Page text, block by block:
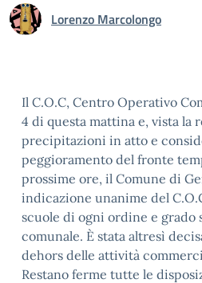
Lorenzo Marcolongo
Il C.O.C, Centro Operativo
4 di questa mattina e, vista la
precipitazioni in atto e
peggioramento del fronte
prossime ore, il Comune di
indicazione unanime del
scuole di ogni ordine e
comunale. È stata altresì
dehors delle attività
Restano ferme tutte le